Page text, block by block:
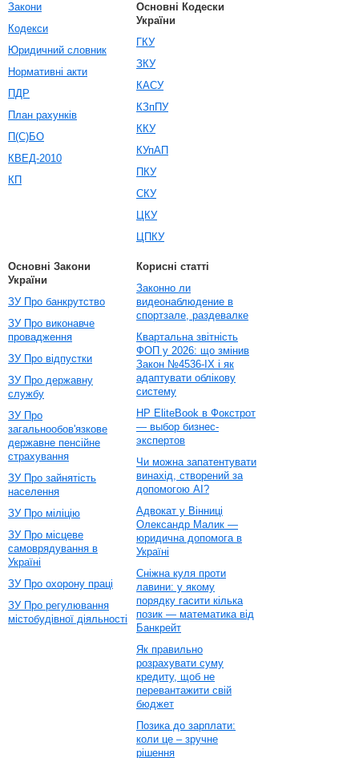
Закони
Кодекси
Юридичний словник
Нормативні акти
ПДР
План рахунків
П(С)БО
КВЕД-2010
КП
Основні Кодески
України
ГКУ
ЗКУ
КАСУ
КЗпПУ
ККУ
КУпАП
ПКУ
СКУ
ЦКУ
ЦПКУ
Основні Закони
України
ЗУ Про банкрутство
ЗУ Про виконавче
провадження
ЗУ Про відпустки
ЗУ Про державну
службу
ЗУ Про
загальнообов'язкове
державне пенсійне
страхування
ЗУ Про зайнятість
населення
ЗУ Про міліцію
ЗУ Про місцеве
самоврядування в
Україні
ЗУ Про охорону праці
ЗУ Про регулювання
містобудівної діяльності
Корисні статті
Законно ли
видеонаблюдение в
спортзале, раздевалке
Квартальна звітність
ФОП у 2026: що змінив
Закон №4536-IX і як
адаптувати облікову
систему
HP EliteBook в Фокстрот
— выбор бизнес-
экспертов
Чи можна запатентувати
винахід, створений за
допомогою AI?
Адвокат у Вінниці
Олександр Малик —
юридична допомога в
Україні
Сніжна куля проти
лавини: у якому
порядку гасити кілька
позик — математика від
Банкрейт
Як правильно
розрахувати суму
кредиту, щоб не
перевантажити свій
бюджет
Позика до зарплати:
коли це – зручне
рішення